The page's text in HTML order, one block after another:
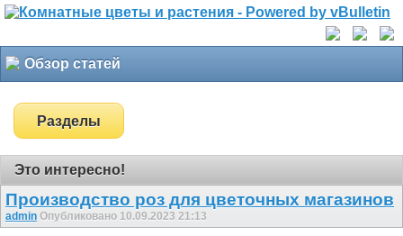
Обзор статей
Разделы
Это интересно!
Производство роз для цветочных магазинов
admin Опубликовано 10.09.2023 21:13